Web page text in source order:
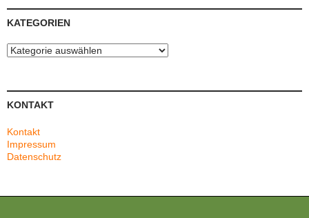
KATEGORIEN
Kategorien
KONTAKT
Kontakt
Impressum
Datenschutz